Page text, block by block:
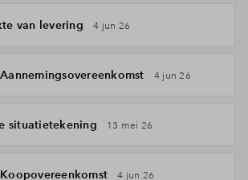
van levering 4 jun 26
4 jun 26
situatietekening 13 mei 26
4 jun 26